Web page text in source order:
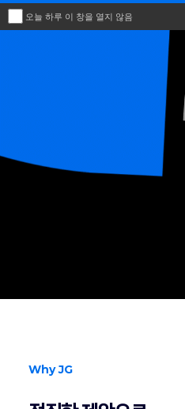
오늘 하루 이 창을 열지 않음
Why JG